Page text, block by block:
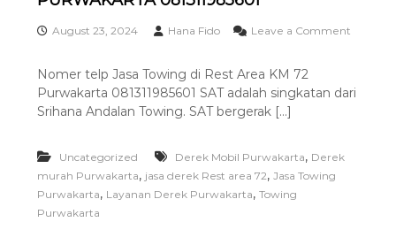
n
r
k
August 23, 2024 Hana Fido
Leave a Comment
J
A
S
E
R
E
R
Nomer telp Jasa Towing di Rest Area KM 72
Purwakarta 081311985601 SAT adalah singkatan dari
Srihana Andalan Towing. SAT bergerak […]
Uncategorized Derek Mobil Purwakarta, Derek
murah Purwakarta, jasa derek Rest area 72, Jasa Towing
Purwakarta, Layanan Derek Purwakarta, Towing
Purwakarta